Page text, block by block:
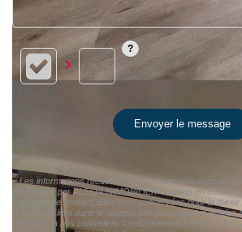
Envoyer le message
« Les informations recueillies sur ce formulaire sont
informatisé par ALESIA IMMOBILIER Chalons en
demande de contact. Elles sont conservées pour la
la relation client dans le respect des prescriptions légales
destinées à nos conseillers Conformément à la loi «